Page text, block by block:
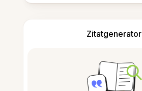
Zitatgenerator